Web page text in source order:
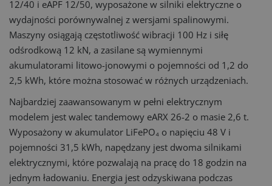
12/40 i eAPF 12/50, wyposażone w silniki elektryczne o
wydajności porównywalnej z wersjami spalinowymi.
Maszyny osiągają częstotliwość wibracji 100 Hz i siłę
odśrodkową 12 kN, a zasilane są wymiennymi
akumulatorami litowo-jonowymi o pojemności od 1,2 do
2,5 kWh, które można stosować w różnych urządzeniach.
Najbardziej zaawansowanym w pełni elektrycznym
modelem jest walec tandemowy eARX 26-2 o masie 2,6 t.
Wyposażony w akumulator LiFePO₄ o napięciu 48 V i
pojemności 31,5 kWh, napędzany jest dwoma silnikami
elektrycznymi, które pozwalają na pracę do 18 godzin na
jednym ładowaniu. Energia jest odzyskiwana podczas